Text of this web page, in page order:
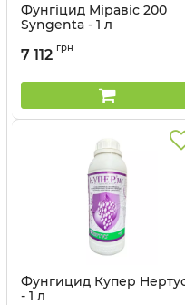
Фунгіцид Міравіс 200
Syngenta - 1 л
7 112 грн
Фунгицид Купер
- 1 л